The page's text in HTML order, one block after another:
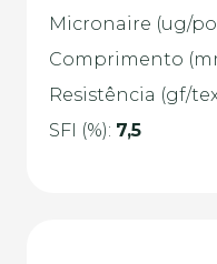
Micronaire (ug/
Comprimento
Resistência (gf/
SFI (%): 7,5